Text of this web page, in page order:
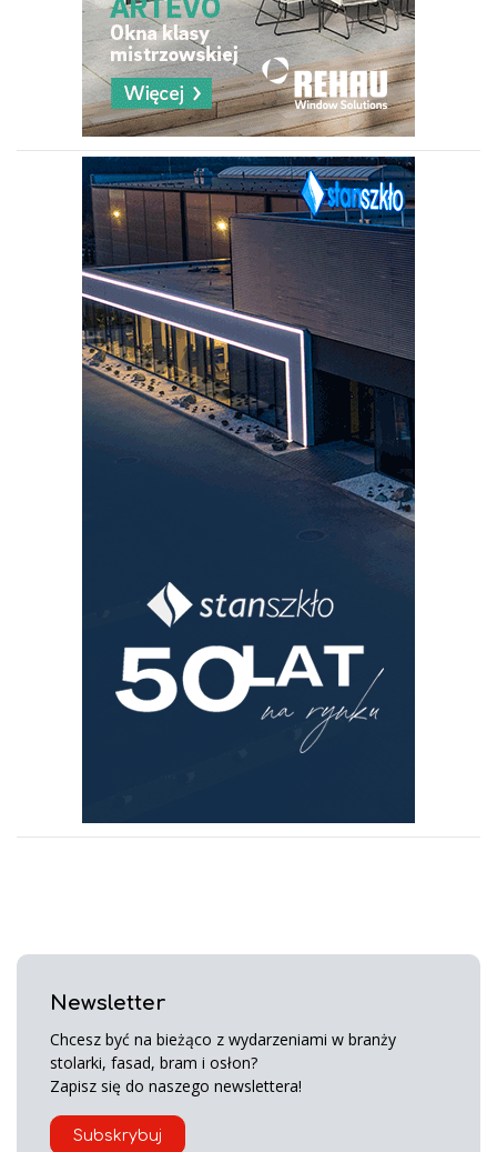
Newsletter
Chcesz być na bieżąco z wydarzeniami w branży
stolarki, fasad, bram i osłon?
Zapisz się do naszego newslettera!
Subskrybuj